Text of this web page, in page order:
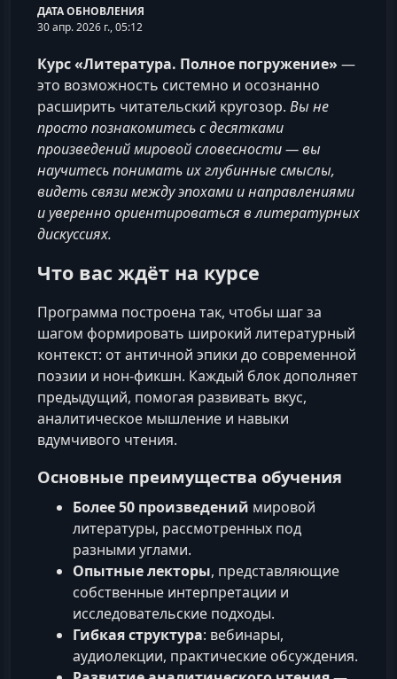
ДАТА ОБНОВЛЕНИЯ
30 апр. 2026 г., 05:12
Курс «Литература. Полное погружение» —
это возможность системно и осознанно
расширить читательский кругозор. Вы не
просто познакомитесь с десятками
произведений мировой словесности — вы
научитесь понимать их глубинные смыслы,
видеть связи между эпохами и направлениями
и уверенно ориентироваться в литературных
дискуссиях.
Что вас ждёт на курсе
Программа построена так, чтобы шаг за
шагом формировать широкий литературный
контекст: от античной эпики до современной
поэзии и нон-фикшн. Каждый блок дополняет
предыдущий, помогая развивать вкус,
аналитическое мышление и навыки
вдумчивого чтения.
Основные преимущества обучения
Более 50 произведений мировой
литературы, рассмотренных под
разными углами.
Опытные лекторы, представляющие
собственные интерпретации и
исследовательские подходы.
Гибкая структура: вебинары,
аудиолекции, практические обсуждения.